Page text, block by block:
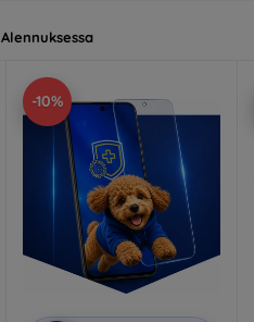
Alennuksessa
-10%